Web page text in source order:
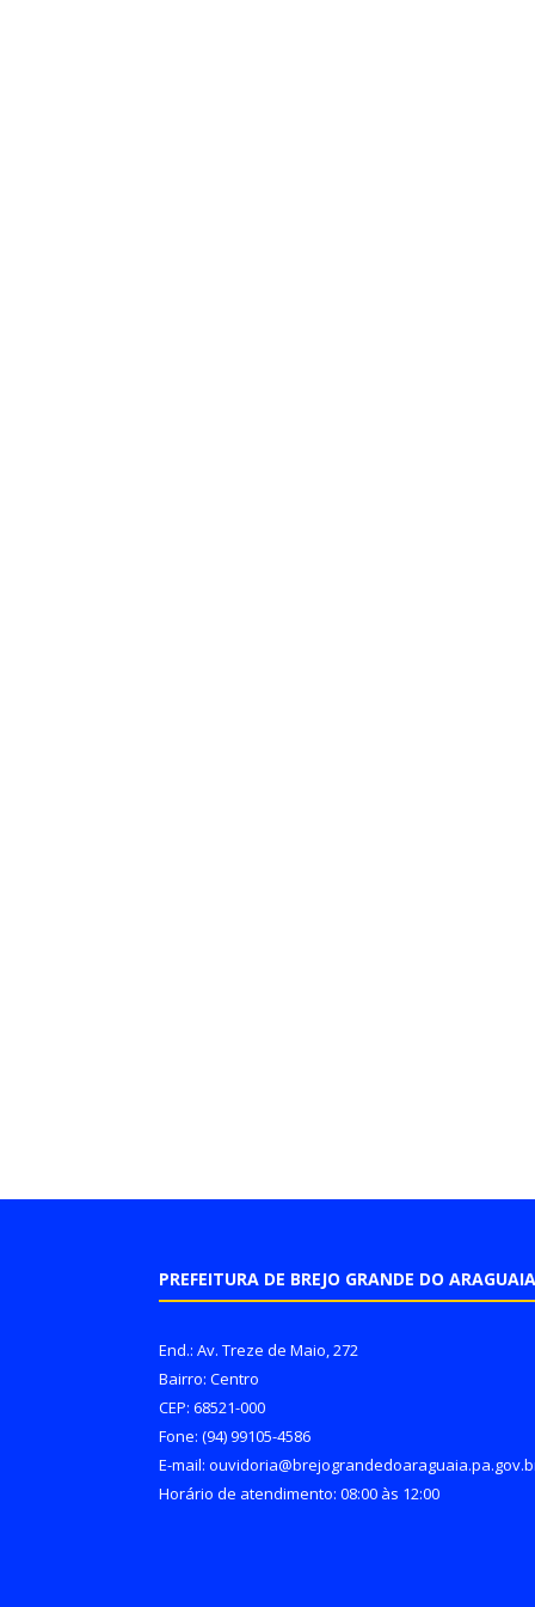
PREFEITURA DE BREJO GRANDE DO ARAGUAIA
End.: Av. Treze de Maio, 272
Bairro: Centro
CEP: 68521-000
Fone: (94) 99105-4586
E-mail:
Horário de atendimento: 08:00 às 12:00